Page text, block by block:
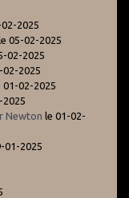
2025
05-02-2025
02-2025
02-2025
01-02-2025
2025
Newton le 01-02-
01-2025